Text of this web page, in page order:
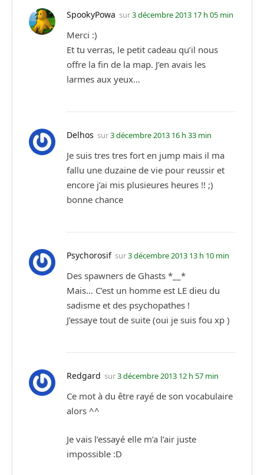
SpookyPowa sur3 décembre 2013 17 h 05 min
Merci :)
Et tu verras, le petit cadeau qu’il nous
offre la fin de la map. J’en avais les
larmes aux yeux…
Delhos sur3 décembre 2013 16 h 33 min
Je suis tres tres fort en jump mais il ma
fallu une duzaine de vie pour reussir et
encore j’ai mis plusieures heures !! ;)
bonne chance
Psychorosif sur3 décembre 2013 13 h 10 min
Des spawners de Ghasts *__*
Mais… C’est un homme est LE dieu du
sadisme et des psychopathes !
J’essaye tout de suite (oui je suis fou xp )
Redgard sur3 décembre 2013 12 h 57 min
Ce mot à du être rayé de son vocabulaire
alors ^^
Je vais l’essayé elle m’a l’air juste
impossible :D